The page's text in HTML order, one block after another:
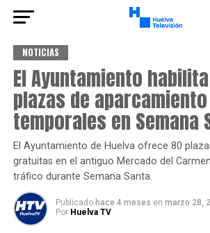
NOTICIAS
El Ayuntamiento
plazas de aparcamiento
temporales en Semana
El Ayuntamiento de Huelva ofrece 80
gratuitas en el antiguo Mercado del
tráfico durante Semana Santa.
Publicado hace 4 meses en marzo 28,
Por Huelva TV